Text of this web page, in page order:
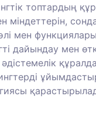
топтардың
міндеттерін,
мен
дайындау мен
әдістемелік